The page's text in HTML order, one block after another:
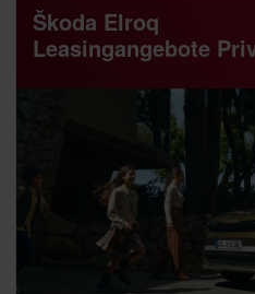
Škoda Elroq
Leasingangebote